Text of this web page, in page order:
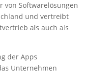
von Softwarelösungen
und vertreibt
als auch als
der Apps
Unternehmen